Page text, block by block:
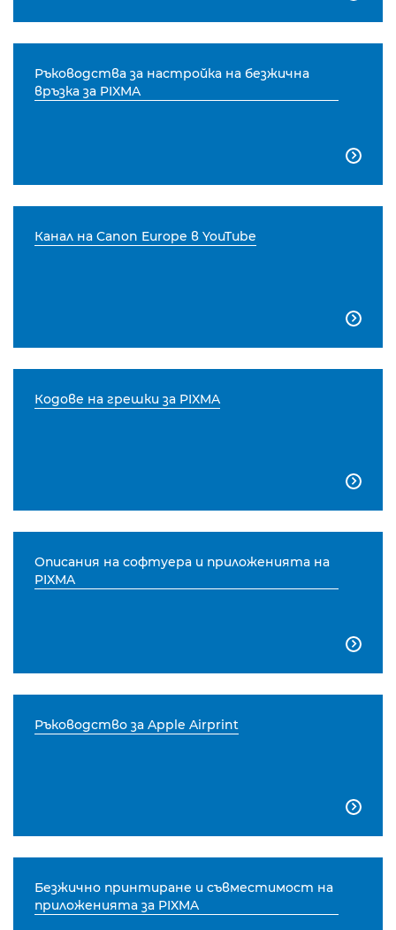
Ръководства за настройка на безжична
връзка за PIXMA

Канал на Canon Europe в YouTube

Кодове на грешки за PIXMA

Описания на софтуера и приложенията на
PIXMA

Ръководство за Apple Airprint

Безжично принтиране и съвместимост на
приложенията за PIXMA